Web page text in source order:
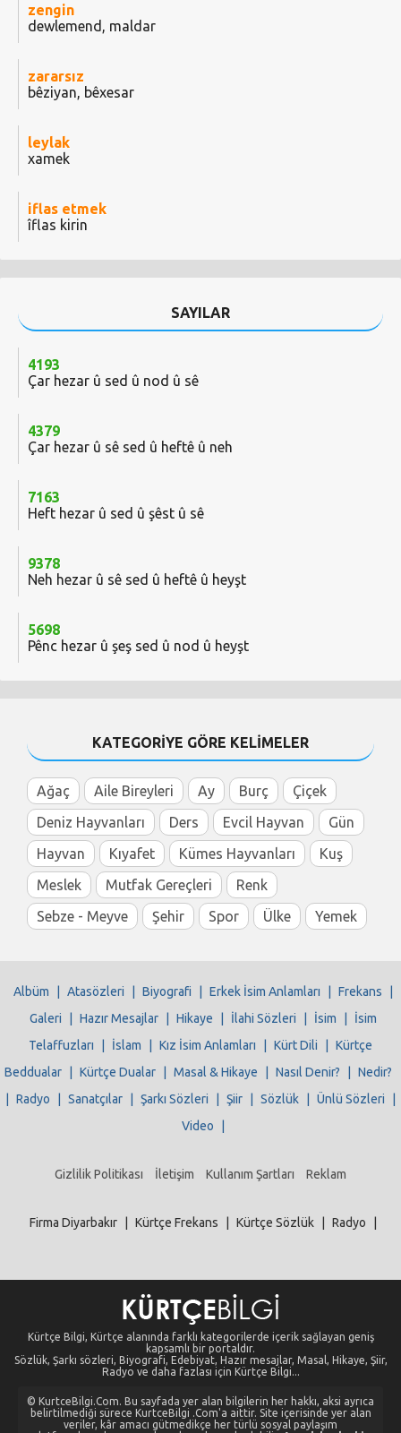
zengin
dewlemend, maldar
zararsız
bêziyan, bêxesar
leylak
xamek
iflas etmek
îflas kirin
SAYILAR
4193
Çar hezar û sed û nod û sê
4379
Çar hezar û sê sed û heftê û neh
7163
Heft hezar û sed û şêst û sê
9378
Neh hezar û sê sed û heftê û heyşt
5698
Pênc hezar û şeş sed û nod û heyşt
KATEGORİYE GÖRE KELİMELER
Ağaç Aile Bireyleri Ay Burç
Çiçek
Deniz Hayvanları
Ders Evcil Hayvan
Gün
Hayvan
Kıyafet Kümes Hayvanları
Kuş
Meslek
Mutfak Gereçleri
Renk
Sebze - Meyve
Şehir Spor Ülke Yemek
Albüm Atasözleri Biyografi Erkek İsim Anlamları Frekans
Galeri
Hazır Mesajlar Hikaye İlahi Sözleri İsim
İsim
Telaffuzları
İslam Kız İsim Anlamları Kürt Dili
Kürtçe
Beddualar
Kürtçe Dualar Masal & Hikaye Nasıl Denir?
Nedir?
Radyo Sanatçılar Şarkı Sözleri Şiir Sözlük Ünlü Sözleri
Video
Gizlilik Politikası İletişim Kullanım Şartları Reklam
Firma Diyarbakır Kürtçe Frekans Kürtçe Sözlük Radyo
Kürtçe Bilgi, Kürtçe alanında farklı kategorilerde içerik sağlayan geniş
kapsamlı bir portaldır.
Sözlük, Şarkı sözleri, Biyografi, Edebiyat, Hazır mesajlar, Masal, Hikaye, Şiir,
Radyo ve daha fazlası için Kürtçe Bilgi...
© KurtceBilgi.Com. Bu sayfada yer alan bilgilerin her hakkı, aksi ayrıca
belirtilmediği sürece KurtceBilgi .Com'a aittir. Site içerisinde yer alan
veriler, kâr amacı gütmedikçe her türlü sosyal paylaşım